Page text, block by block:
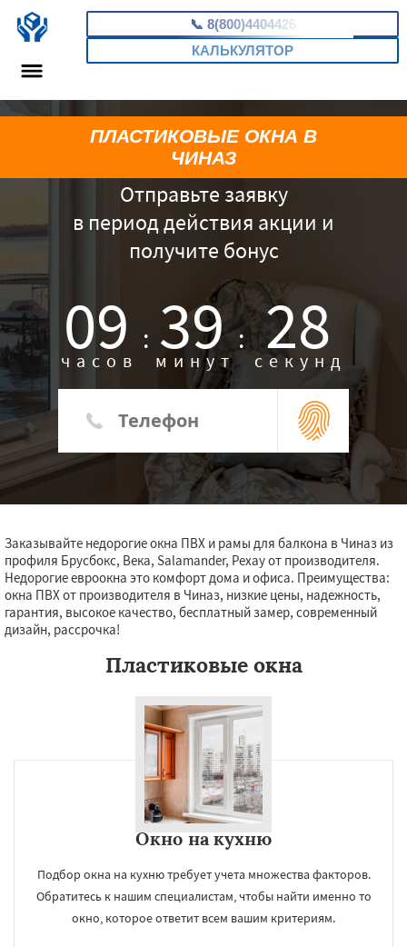
📞 8(800)4404426
КАЛЬКУЛЯТОР
Отправьте заявку
в период действия акции и
получите бонус
09 :
часов 39 :
минут 27
секунд
ПЛАСТИКОВЫЕ ОКНА В
ЧИНАЗ
Заказывайте недорогие окна ПВХ и рамы для балкона в Чиназ из
профиля Брусбокс, Века, Salamander, Рехау от производителя.
Недорогие евроокна это комфорт дома и офиса. Преимущества:
окна ПВХ от производителя в Чиназ, низкие цены, надежность,
гарантия, высокое качество, бесплатный замер, современный
дизайн, рассрочка!
Пластиковые окна
Окно на кухню
Подбор окна на кухню требует учета множества факторов.
Обратитесь к нашим специалистам, чтобы найти именно то
окно, которое ответит всем вашим критериям.